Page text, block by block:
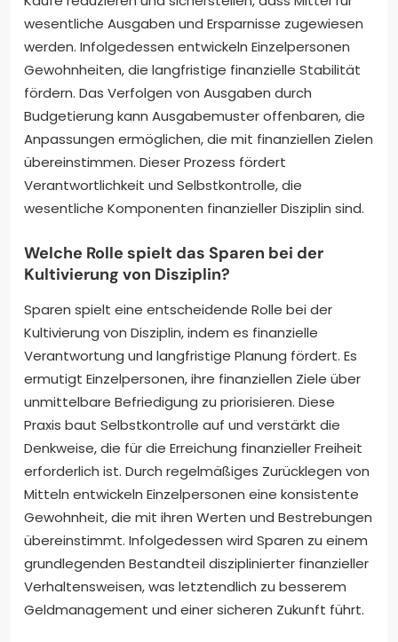
wesentliche Ausgaben und Ersparnisse zugewiesen
werden. Infolgedessen entwickeln Einzelpersonen
Gewohnheiten, die langfristige finanzielle Stabilität
fördern. Das Verfolgen von Ausgaben durch
Budgetierung kann Ausgabemuster offenbaren, die
Anpassungen ermöglichen, die mit finanziellen Zielen
übereinstimmen. Dieser Prozess fördert
Verantwortlichkeit und Selbstkontrolle, die
wesentliche Komponenten finanzieller Disziplin sind.
Welche Rolle spielt das Sparen bei der
Kultivierung von Disziplin?
Sparen spielt eine entscheidende Rolle bei der
Kultivierung von Disziplin, indem es finanzielle
Verantwortung und langfristige Planung fördert. Es
ermutigt Einzelpersonen, ihre finanziellen Ziele über
unmittelbare Befriedigung zu priorisieren. Diese
Praxis baut Selbstkontrolle auf und verstärkt die
Denkweise, die für die Erreichung finanzieller Freiheit
erforderlich ist. Durch regelmäßiges Zurücklegen von
Mitteln entwickeln Einzelpersonen eine konsistente
Gewohnheit, die mit ihren Werten und Bestrebungen
übereinstimmt. Infolgedessen wird Sparen zu einem
grundlegenden Bestandteil disziplinierter finanzieller
Verhaltensweisen, was letztendlich zu besserem
Geldmanagement und einer sicheren Zukunft führt.